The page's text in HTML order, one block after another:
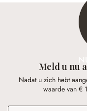
Meld u nu
Nadat u zich hebt
waarde van €